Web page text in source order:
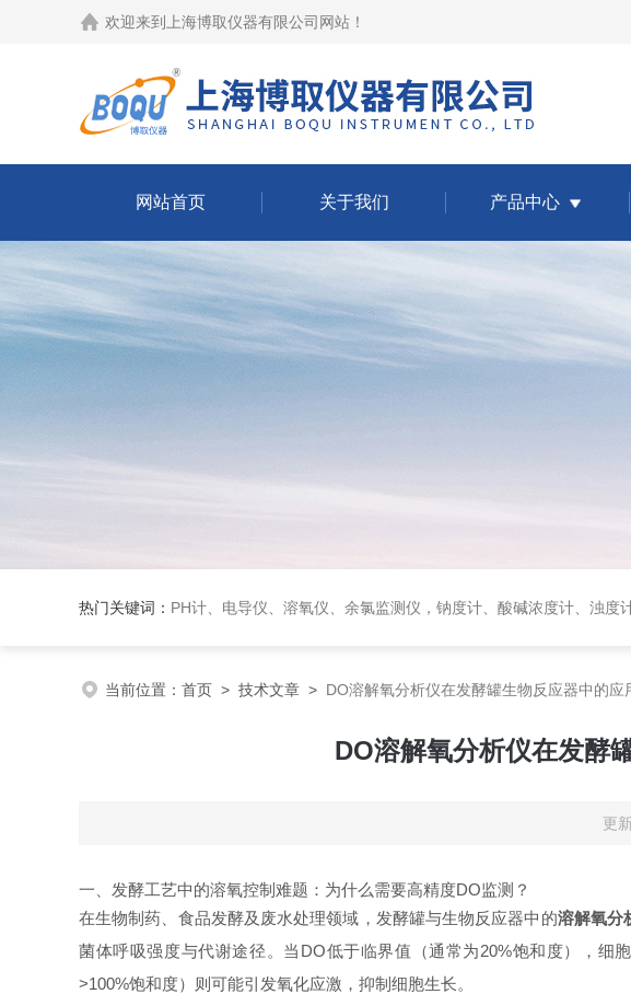
欢迎来到 上海博取仪器有限公司网站 ！
网站首页 关于我们 产品中心
热门关键词： PH计、电导仪、溶氧仪、余氯监测仪，钠度计、酸碱浓度计、浊度计，氟离子检测仪COD
当前位置： 首页 > 技术文章 > DO溶解氧分析仪在发酵罐生物反应器中的
DO溶解氧分析仪在发酵
更
一、发酵工艺中的溶氧控制难题：为什么需要高精度DO监测？
在生物制药、食品发酵及废水处理领域，发酵罐与生物反应器中的溶解氧分
菌体呼吸强度与代谢途径。当DO低于临界值（通常为20%饱和度），
>100%饱和度）则可能引发氧化应激，抑制细胞生长。